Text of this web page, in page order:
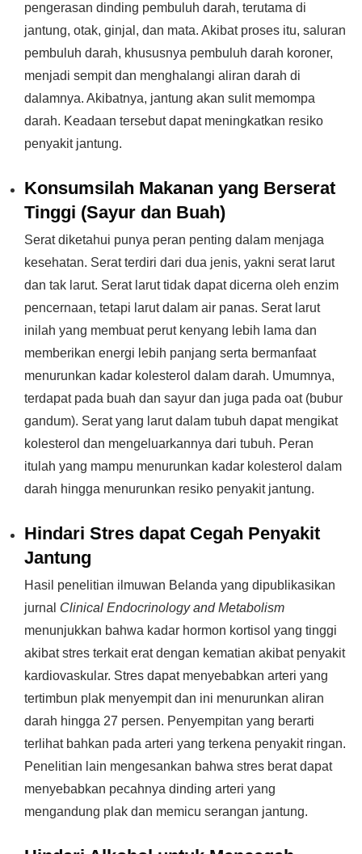
pengerasan dinding pembuluh darah, terutama di
jantung, otak, ginjal, dan mata. Akibat proses itu, saluran
pembuluh darah, khususnya pembuluh darah koroner,
menjadi sempit dan menghalangi aliran darah di
dalamnya. Akibatnya, jantung akan sulit memompa
darah. Keadaan tersebut dapat meningkatkan resiko
penyakit jantung.
Konsumsilah Makanan yang Berserat
Tinggi (Sayur dan Buah)
Serat diketahui punya peran penting dalam menjaga
kesehatan. Serat terdiri dari dua jenis, yakni serat larut
dan tak larut. Serat larut tidak dapat dicerna oleh enzim
pencernaan, tetapi larut dalam air panas. Serat larut
inilah yang membuat perut kenyang lebih lama dan
memberikan energi lebih panjang serta bermanfaat
menurunkan kadar kolesterol dalam darah. Umumnya,
terdapat pada buah dan sayur dan juga pada oat (bubur
gandum). Serat yang larut dalam tubuh dapat mengikat
kolesterol dan mengeluarkannya dari tubuh. Peran
itulah yang mampu menurunkan kadar kolesterol dalam
darah hingga menurunkan resiko penyakit jantung.
Hindari Stres dapat Cegah Penyakit
Jantung
Hasil penelitian ilmuwan Belanda yang dipublikasikan
jurnal Clinical Endocrinology and Metabolism
menunjukkan bahwa kadar hormon kortisol yang tinggi
akibat stres terkait erat dengan kematian akibat penyakit
kardiovaskular. Stres dapat menyebabkan arteri yang
tertimbun plak menyempit dan ini menurunkan aliran
darah hingga 27 persen. Penyempitan yang berarti
terlihat bahkan pada arteri yang terkena penyakit ringan.
Penelitian lain mengesankan bahwa stres berat dapat
menyebabkan pecahnya dinding arteri yang
mengandung plak dan memicu serangan jantung.